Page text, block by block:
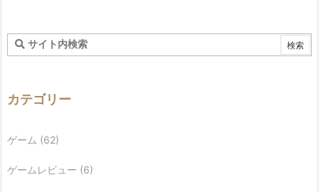
カテゴリー
ゲーム (62)
ゲームレビュー (6)